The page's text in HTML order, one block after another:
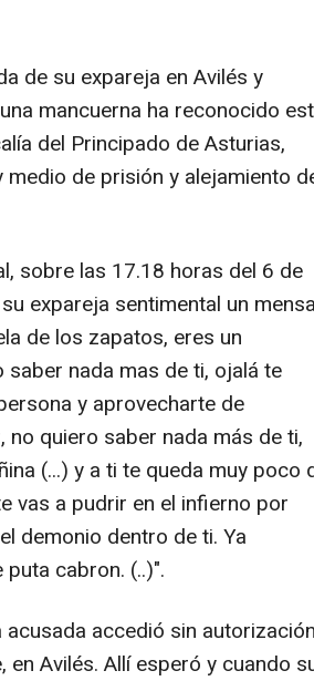
de su expareja en Avilés y
mancuerna ha reconocido
del Principado de Asturias,
de prisión y alejamiento
sobre las 17.18 horas del 6 de
expareja sentimental un
de los zapatos, eres un
nada mas de ti, ojalá te
y aprovecharte de
quiero saber nada más de ti,
(...) y a ti te queda muy poco
vas a pudrir en el infierno por
demonio dentro de ti. Ya
cabron. (..)".
accedió sin autorización
Avilés. Allí esperó y cuando